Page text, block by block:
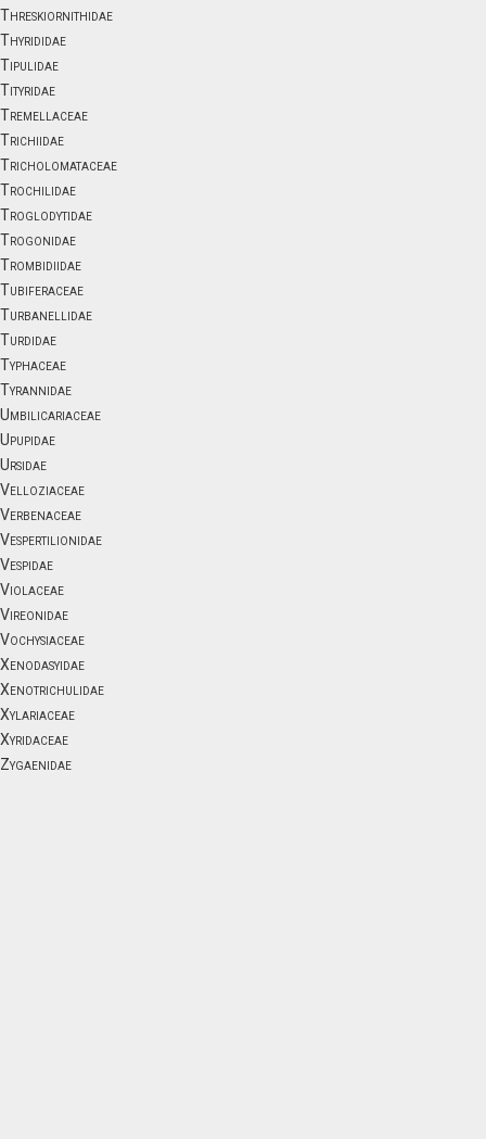
Threskiornithidae
Thyrididae
Tipulidae
Tityridae
Tremellaceae
Trichiidae
Tricholomataceae
Trochilidae
Troglodytidae
Trogonidae
Trombidiidae
Tubiferaceae
Turbanellidae
Turdidae
Typhaceae
Tyrannidae
Umbilicariaceae
Upupidae
Ursidae
Velloziaceae
Verbenaceae
Vespertilionidae
Vespidae
Violaceae
Vireonidae
Vochysiaceae
Xenodasyidae
Xenotrichulidae
Xylariaceae
Xyridaceae
Zygaenidae